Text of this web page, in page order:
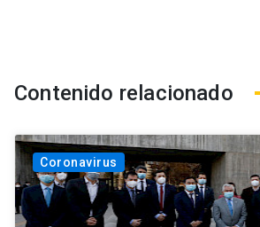
Contenido relacionado
Coronavirus